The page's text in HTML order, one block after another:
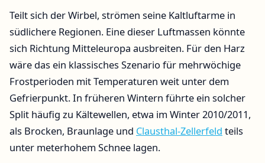
Teilt sich der Wirbel, strömen seine Kaltluftarme in
südlichere Regionen. Eine dieser Luftmassen könnte
sich Richtung Mitteleuropa ausbreiten. Für den Harz
wäre das ein klassisches Szenario für mehrwöchige
Frostperioden mit Temperaturen weit unter dem
Gefrierpunkt. In früheren Wintern führte ein solcher
Split häufig zu Kältewellen, etwa im Winter 2010/2011,
als Brocken, Braunlage und Clausthal-Zellerfeld teils
unter meterhohem Schnee lagen.